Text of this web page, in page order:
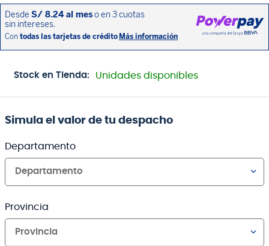
Stock en Tienda: Unidades disponibles
Simula el valor de tu despacho
Departamento
Departamento
Provincia
Provincia